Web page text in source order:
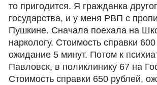
то пригодится. Я гражданка
государства, и у меня РВП с
Пушкине. Сначала поехала на
наркологу. Стоимость справки
ожидание 5 минут. Потом к
Павловск, в поликлинику 67 на
Стоимость справки 650 рублей,